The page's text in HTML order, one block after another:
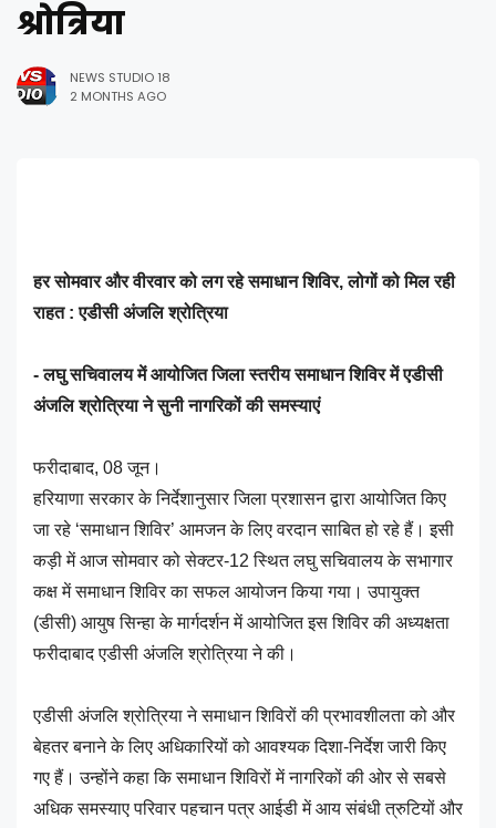
श्रोत्रिया
NEWS STUDIO 18
2 MONTHS AGO
हर सोमवार और वीरवार को लग रहे समाधान शिविर, लोगों को मिल रही
राहत : एडीसी अंजलि श्रोत्रिया
- लघु सचिवालय में आयोजित जिला स्तरीय समाधान शिविर में एडीसी
अंजलि श्रोत्रिया ने सुनी नागरिकों की समस्याएं
फरीदाबाद, 08 जून।
हरियाणा सरकार के निर्देशानुसार जिला प्रशासन द्वारा आयोजित किए
जा रहे ‘समाधान शिविर’ आमजन के लिए वरदान साबित हो रहे हैं। इसी
कड़ी में आज सोमवार को सेक्टर-12 स्थित लघु सचिवालय के सभागार
कक्ष में समाधान शिविर का सफल आयोजन किया गया। उपायुक्त
(डीसी) आयुष सिन्हा के मार्गदर्शन में आयोजित इस शिविर की अध्यक्षता
फरीदाबाद एडीसी अंजलि श्रोत्रिया ने की।
एडीसी अंजलि श्रोत्रिया ने समाधान शिविरों की प्रभावशीलता को और
बेहतर बनाने के लिए अधिकारियों को आवश्यक दिशा-निर्देश जारी किए
गए हैं। उन्होंने कहा कि समाधान शिविरों में नागरिकों की ओर से सबसे
अधिक समस्याए परिवार पहचान पत्र आईडी में आय संबंधी त्रुटियों और